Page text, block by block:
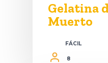
Gelatina
Muerto
FÁCIL
8